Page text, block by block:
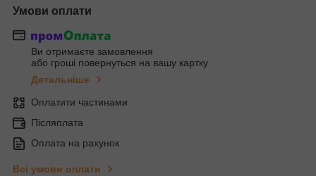
Умови оплати
Ви отримаєте замовлення
або гроші повернуться на вашу картку
Детальніше
Оплатити частинами
Післяплата
Оплата на рахунок
Всі умови оплати